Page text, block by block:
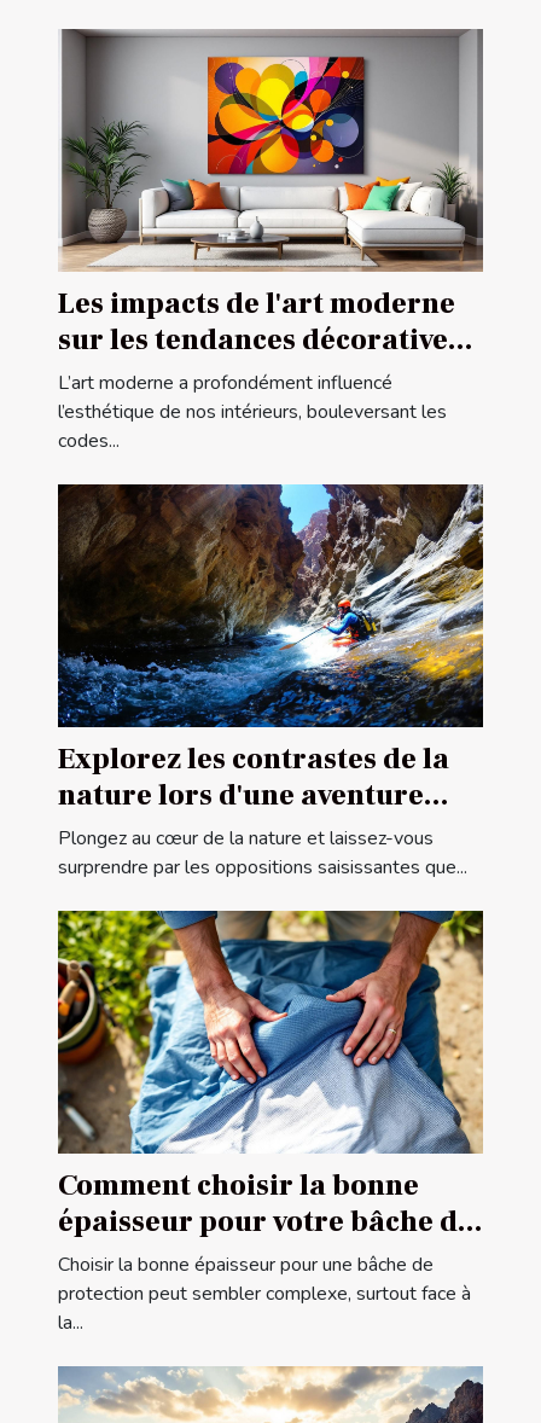
Les impacts de l'art moderne
sur les tendances décoratives
contemporaines
L’art moderne a profondément influencé
l’esthétique de nos intérieurs, bouleversant les
codes...
Explorez les contrastes de la
nature lors d'une aventure
canyoning
Plongez au cœur de la nature et laissez-vous
surprendre par les oppositions saisissantes que...
Comment choisir la bonne
épaisseur pour votre bâche de
protection ?
Choisir la bonne épaisseur pour une bâche de
protection peut sembler complexe, surtout face à
la...